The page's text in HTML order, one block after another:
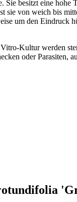
besitzt eine
von weich bis
um den Eindruck
Kultur werden
oder Parasiten,